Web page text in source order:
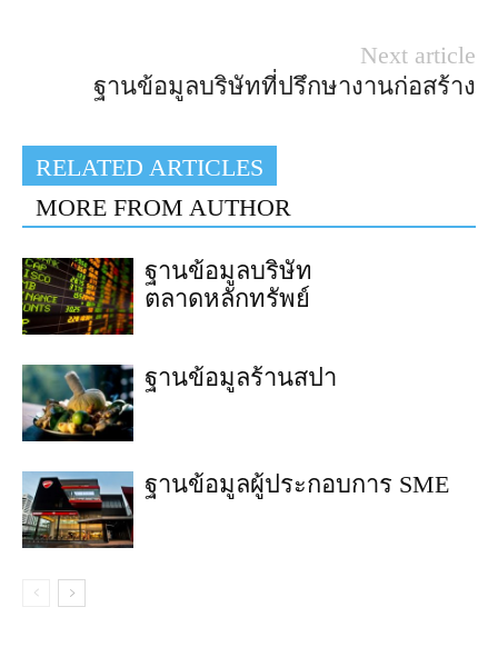
Next article
ฐานข้อมูลบริษัทที่ปรึกษางานก่อสร้าง
RELATED ARTICLES
MORE FROM AUTHOR
ฐานข้อมูลบริษัท
ตลาดหลักทรัพย์
ฐานข้อมูลร้านสปา
ฐานข้อมูลผู้ประกอบการ SME